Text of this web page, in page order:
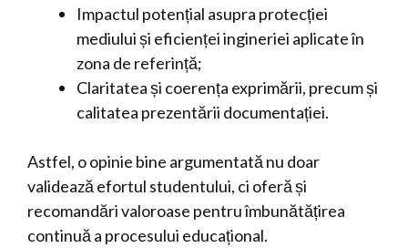
Impactul potențial asupra protecției
mediului și eficienței ingineriei aplicate în
zona de referință;
Claritatea și coerența exprimării, precum și
calitatea prezentării documentației.
Astfel, o opinie bine argumentată nu doar
validează efortul studentului, ci oferă și
recomandări valoroase pentru îmbunătățirea
continuă a procesului educațional.